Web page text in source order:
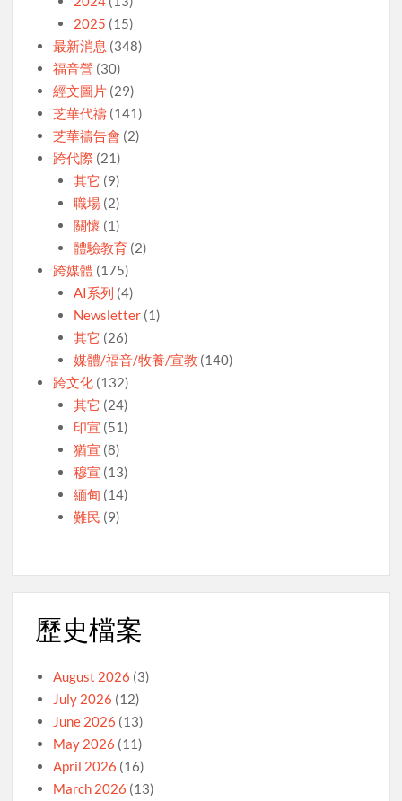
2025 (15)
最新消息 (348)
福音營 (30)
經文圖片 (29)
芝華代禱 (141)
芝華禱告會 (2)
跨代際 (21)
其它 (9)
職場(2)
關懷 (1)
體驗教育(2)
跨媒體 (175)
AI系列 (4)
Newsletter(1)
其它 (26)
媒體/福音/牧養/宣教 (140)
跨文化 (132)
其它 (24)
印宣 (51)
猶宣 (8)
穆宣 (13)
緬甸 (14)
難民 (9)
歷史檔案
August 2026 (3)
July 2026 (12)
June 2026 (13)
May 2026 (11)
April 2026 (16)
March 2026 (13)